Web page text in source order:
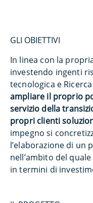
GLI OBIETTIVI
In linea con la
investendo ingenti
tecnologica e
ampliare il proprio
servizio della
propri clienti
impegno si
l’elaborazione di un
nell’ambito del
in termini di